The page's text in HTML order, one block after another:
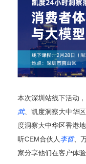
本次深圳站线下活动
武、凯度洞察大中华
度洞察大中华区香港
听CEM合伙人 李哲、
家分享他们在客户体